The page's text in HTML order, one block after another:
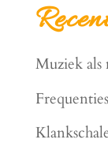
Muziek